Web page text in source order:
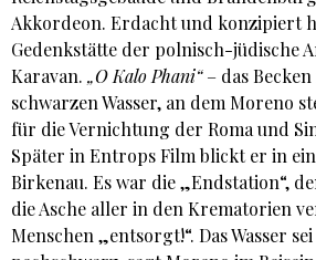
Akkordeon. Erdacht und konzipiert
Gedenkstätte der polnisch-jüdische
Karavan. „O Kalo Phani“– das
schwarzen Wasser, an dem Moreno
für die Vernichtung der Roma und
Später in Entrops Film blickt er in
Birkenau. Es war die „Endstation“,
die Asche aller in den Krematorien
Menschen „entsorgt!“. Das Wasser